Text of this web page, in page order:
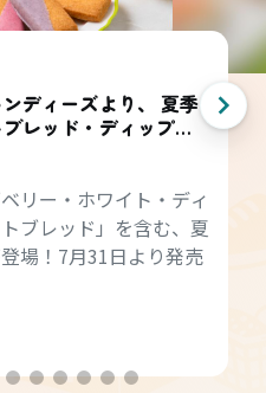
ィーズより、 夏季
レッド・ディップ
リー・ホワイト・ディ
ブレッド」を含む、夏
場！7月31日より発売